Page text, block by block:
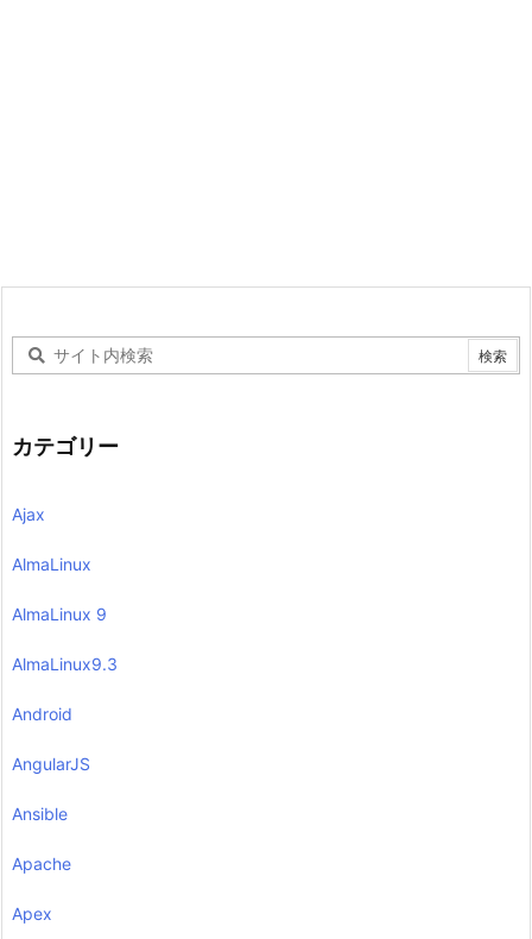
カテゴリー
Ajax
AlmaLinux
AlmaLinux 9
AlmaLinux9.3
Android
AngularJS
Ansible
Apache
Apex